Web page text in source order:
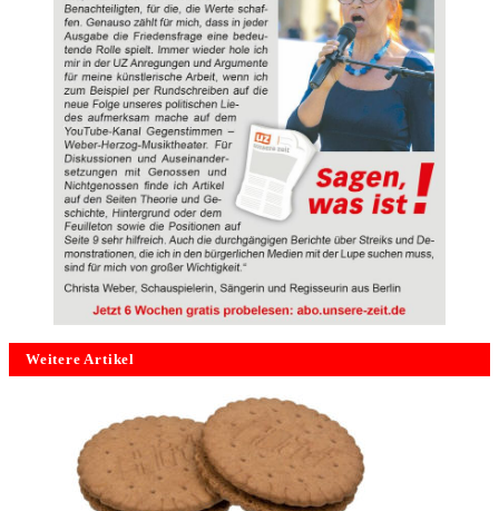
Weitere Artikel